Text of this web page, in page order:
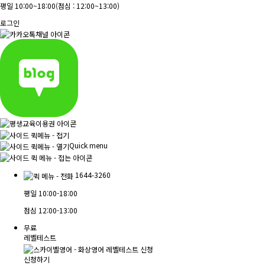
평일 10:00~18:00(점심 : 12:00~13:00)
로그인
Quick menu
1644-3260
평일 10:00-18:00
점심 12:00-13:00
무료
레벨테스트
신청하기